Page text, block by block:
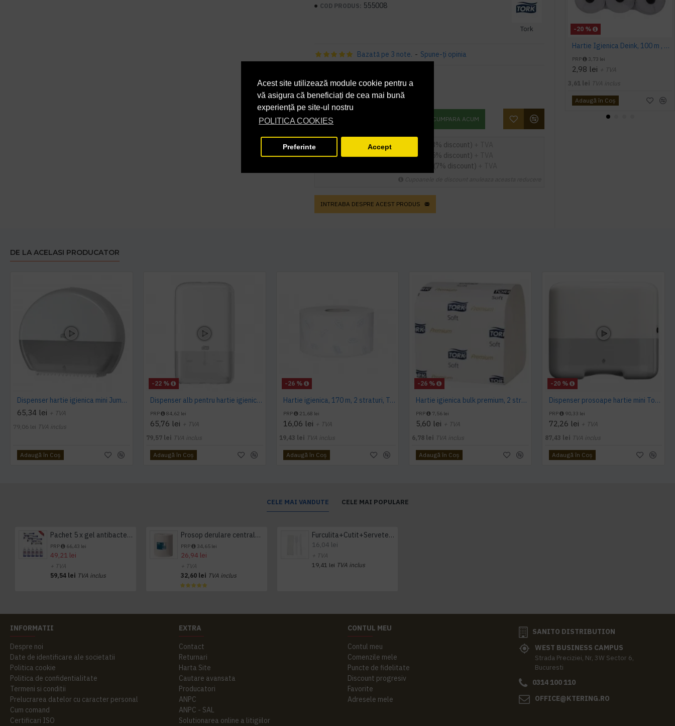
Acest site utilizează module cookie pentru a
vă asigura că beneficiați de cea mai bună
experiență pe site-ul nostru
POLITICA COOKIES
Preferinte Accept
COD PRODUS: 555008
Tork
Bazată pe 3 note. - Spune-ţi opinia
65,34 lei+ TVA
79,06 leiTVA inclus
CUMPARA ACUM
sau mai multe la63,38 RON / buc (3% discount)
9sau mai multe la62,07 RON / buc (5% discount)
(7% discount)
INTREABA DESPRE ACEST PRODUS
-20 %
Hartie Igienica Deink, 100 m , 2 str, 300 grame, AQAS
PRP 3,73 lei
2,98 lei + TVA
3,61 lei TVA inclus
Adaugă în Coş
DE LA ACELASI PRODUCATOR
Dispenser hartie igienica mini Jumbo Tork alb
65,34 lei + TVA
79,06 lei TVA inclus
Adaugă în Coş
-22 %
Dispenser alb pentru hartie igienica pliata, bulk, Tork
PRP 84,62 lei
65,76 lei + TVA
79,57 lei TVA inclus
Adaugă în Coş
-26 %
Hartie igienica, 170 m, 2 straturi, Tork
PRP 21,68 lei
16,06 lei + TVA
19,43 lei TVA inclus
Adaugă în Coş
-26 %
Hartie igienica bulk premium, 2 straturi 252 buc / pachet, Tork
PRP 7,56 lei
5,60 lei + TVA
6,78 lei TVA inclus
Adaugă în Coş
-20 %
Dispenser prosoape hartie mini Tork, V Fold, alb, capacitate 300 servetele
PRP 90,33 lei
72,26 lei + TVA
87,43 lei TVA inclus
Adaugă în Coş
CELE MAI VANDUTE CELE MAI POPULARE
Pachet 5 x gel antibacterian 50ml si 3 x Servetele antibacteriene 48 buc Hygienium
PRP 66,43 lei
49,21 lei
+ TVA
59,54 lei TVA inclus
Prosop derulare centrala 1 pliu, 300 m Tork
PRP 34,65 lei
26,94 lei
+ TVA
32,60 lei TVA inclus
Furculita+Cutit+Servetel 100buc/set
16,04 lei
+ TVA
19,41 lei TVA inclus
INFORMATII
Despre noi
Date de identificare ale societatii
Politica cookie
Politica de confidentialitate
Termeni si conditii
Prelucrarea datelor cu caracter personal
Cum comand
Certificari ISO
EXTRA
Contact
Returnari
Harta Site
Cautare avansata
Producatori
ANPC
ANPC - SAL
Solutionarea online a litigiilor
CONTUL MEU
Contul meu
Comenzile mele
Puncte de fidelitate
Discount progresiv
Favorite
Adresele mele
SANITO DISTRIBUTION
WEST BUSINESS CAMPUS
Strada Preciziei, Nr, 3W Sector 6,
Bucuresti
0314 100 110
OFFICE@KTERING.RO